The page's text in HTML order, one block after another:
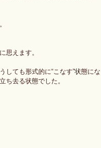
思えます。
ても形式的に“こなす”状態にな
ち去る状態でした。